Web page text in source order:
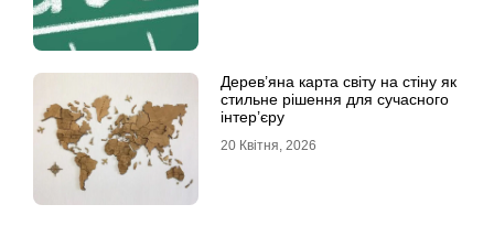
Дерев’яна карта світу на стіну як
стильне рішення для сучасного
інтер’єру
20 Квітня, 2026